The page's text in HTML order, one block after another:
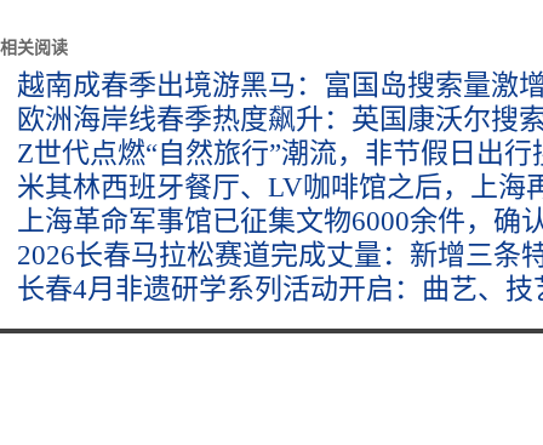
相关阅读
越南成春季出境游黑马：富国岛搜索量激
欧洲海岸线春季热度飙升：英国康沃尔搜
Z世代点燃“自然旅行”潮流，非节假日出行
米其林西班牙餐厅、LV咖啡馆之后，上海
上海革命军事馆已征集文物6000余件，确
2026长春马拉松赛道完成丈量：新增三条
长春4月非遗研学系列活动开启：曲艺、